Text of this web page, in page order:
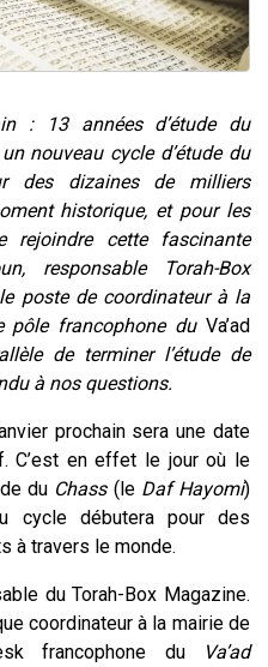
: 13 années d’étude du
nouveau cycle d’étude du
des dizaines de milliers
historique, et pour les
rejoindre cette fascinante
responsable Torah-Box
poste de coordinateur à la
pôle francophone du Va’ad
de terminer l’étude de
à nos questions.
prochain sera une date
C’est en effet le jour où le
du Chass(le Daf Hayomi)
cycle débutera pour des
à travers le monde.
du Torah-Box Magazine.
coordinateur à la mairie de
francophone du
Va’ad